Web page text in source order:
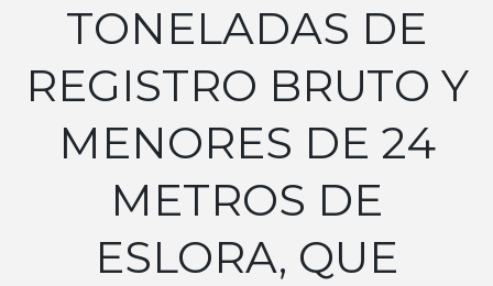
TONELADAS DE
REGISTRO BRUTO Y
MENORES DE 24
METROS DE
ESLORA, QUE